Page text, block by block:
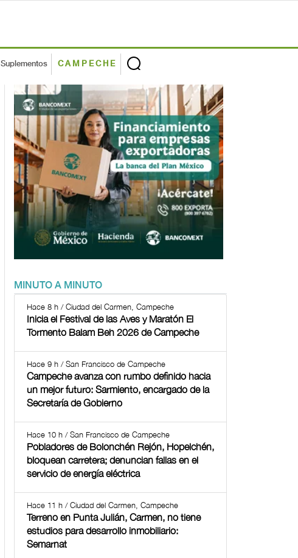
Suplementos CAMPECHE
MINUTO A MINUTO
Hace 8 h / Ciudad del Carmen, Campeche
Inicia el Festival de las Aves y Maratón El
Tormento Balam Beh 2026 de Campeche
Hace 9 h / San Francisco de Campeche
Campeche avanza con rumbo definido hacia
un mejor futuro: Sarmiento, encargado de la
Secretaría de Gobierno
Hace 10 h / San Francisco de Campeche
Pobladores de Bolonchén Rejón, Hopelchén,
bloquean carretera; denuncian fallas en el
servicio de energía eléctrica
Hace 11 h / Ciudad del Carmen, Campeche
Terreno en Punta Julián, Carmen, no tiene
estudios para desarrollo inmobiliario:
Semarnat